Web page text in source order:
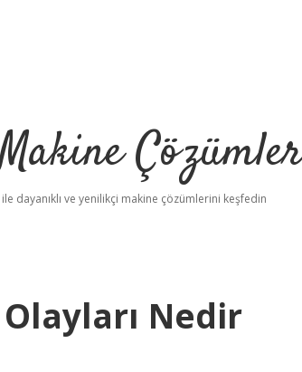
dayanıklı ve yenilikçi makine çözümlerini keşfedin
Olayları Nedir